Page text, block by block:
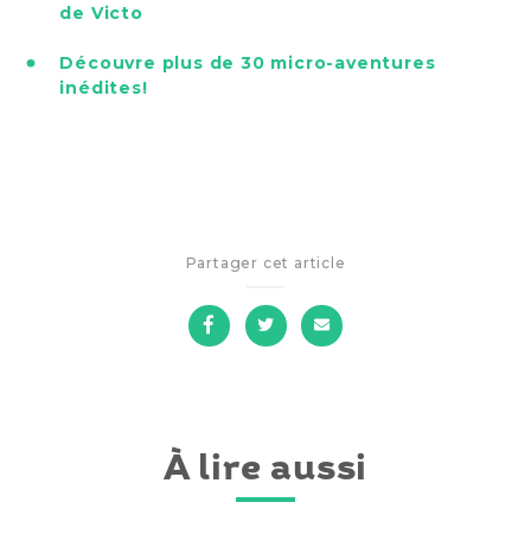
de Victo
Découvre plus de 30 micro-aventures
inédites!
Partager cet article
sursurpar
À lire aussi